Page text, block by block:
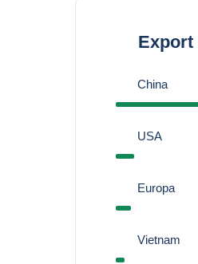
Export
China
USA
Europa
Vietnam